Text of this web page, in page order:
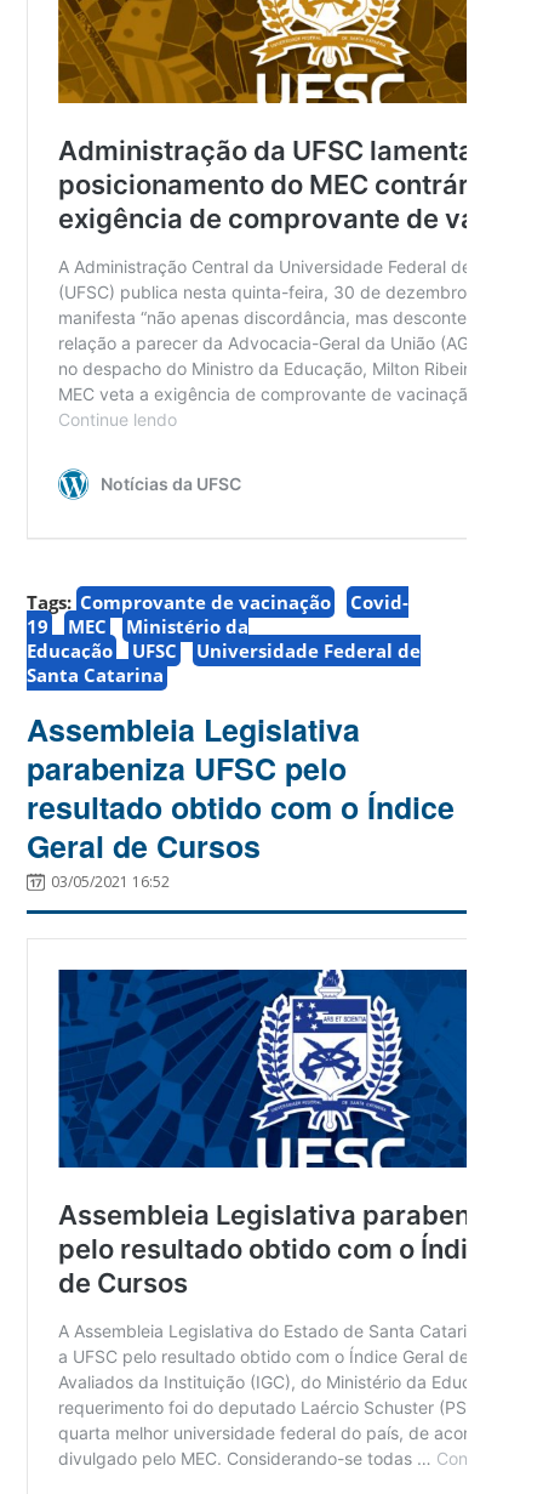
Tags: Comprovante de vacinação
Covid-
19
MEC
Ministério da
Educação
UFSC
Universidade Federal de
Santa Catarina
Assembleia Legislativa
parabeniza UFSC pelo
resultado obtido com o Índice
Geral de Cursos
03/05/2021 16:52